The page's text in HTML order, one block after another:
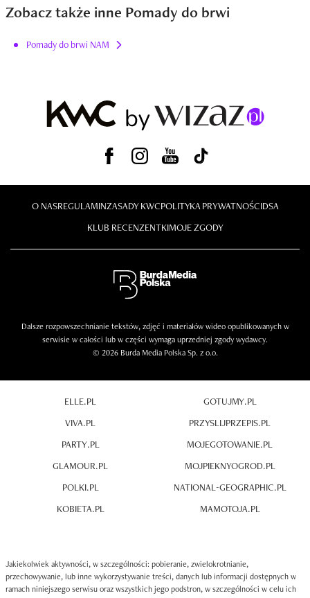
Zobacz także inne Pomady do brwi
Pomady do brwi NAM
O NASREGULAMINZASADY KWCPOLITYKA PRYWATNOŚCIDSA
KLUB RECENZENTKIMOJE ZGODY
Dalsze rozpowszechnianie tekstów, zdjęć i materiałów wideo opublikowanych w
serwisie w całości lub w części wymaga uprzedniej zgody wydawcy.
© 2026 Burda Media Polska Sp. z o.o.
ELLE.PL
VIVA.PL
PARTY.PL
GLAMOUR.PL
POLKI.PL
KOBIETA.PL
GOTUJMY.PL
PRZYSLIJPRZEPIS.PL
MOJEGOTOWANIE.PL
MOJPIEKNYOGROD.PL
NATIONAL-GEOGRAPHIC.PL
MAMOTOJA.PL
Jakiekolwiek aktywności, w szczególności: pobieranie, zwielokrotnianie,
przechowywanie, lub inne wykorzystywanie treści, danych lub informacji dostępnych w
ramach niniejszego serwisu oraz wszystkich jego podstron, w szczególności w celu ich